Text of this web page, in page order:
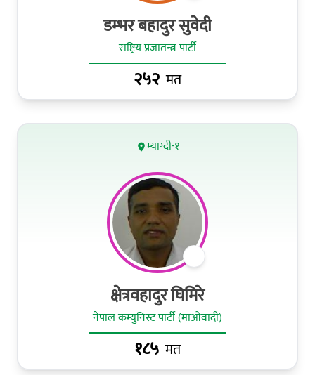
डम्भर बहादुर सुवेदी
राष्ट्रिय प्रजातन्त्र पार्टी
२५२ मत
म्याग्दी-१
क्षेत्रवहादुर घिमिरे
नेपाल कम्युनिस्ट पार्टी (माओवादी)
१८५ मत